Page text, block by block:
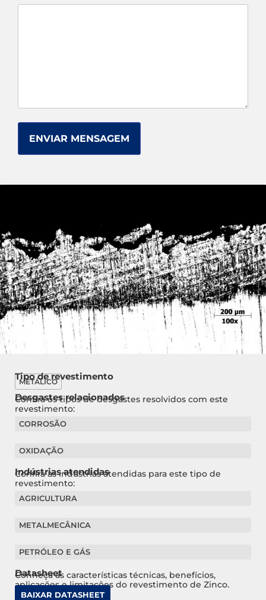
Tipo de revestimento
METÁLICO
Desgastes relacionados
Confira os tipos de desgastes resolvidos com este
revestimento:
CORROSÃO
OXIDAÇÃO
Indústrias atendidas
Confira as indústrias atendidas para este tipo de
revestimento:
AGRICULTURA
METALMECÂNICA
PETRÓLEO E GÁS
Datasheet
Conheça as características técnicas, benefícios,
aplicações e limitações do revestimento de Zinco.
BAIXAR DATASHEET